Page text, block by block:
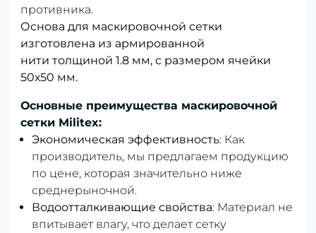
противника.
Основа для маскировочной сетки
изготовлена ​​из армированной
нити толщиной 1.8 мм, с размером ячейки
50х50 мм.
Основные преимущества маскировочной
сетки Militex:
Экономическая эффективность: Как
производитель, мы предлагаем продукцию
по цене, которая значительно ниже
среднерыночной.
Водоотталкивающие свойства: Материал не
впитывает влагу, что делает сетку